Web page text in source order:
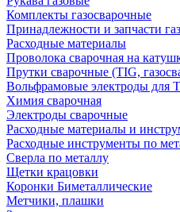
Комплекты газосварочные
Принадлежности и запчасти
Расходные материалы
Проволока сварочная на
Прутки сварочные (TIG,
Вольфрамовые электроды для
Химия сварочная
Электроды сварочные
Расходные материалы и
Расходные инструменты по
Сверла по металлу
Щетки крацовки
Коронки Биметаллические
Метчики, плашки